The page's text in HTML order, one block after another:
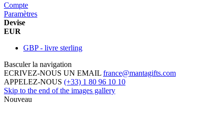
Compte
Paramètres
Devise
EUR
GBP - livre sterling
Basculer la navigation
ECRIVEZ-NOUS UN EMAIL france@mantagifts.com
APPELEZ-NOUS (+33) 1 80 96 10 10
Skip to the end of the images gallery
Nouveau